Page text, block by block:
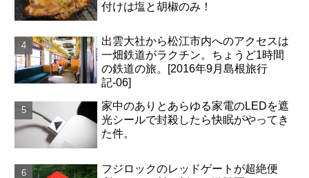
付けは塩と胡椒のみ！
出雲大社から松江市内へのアクセスは
一畑鉄道がラクチン。ちょうど1時間
の鉄道の旅。[2016年9月島根旅行
記-06]
家中のありとあらゆる家電のLEDを遮
光シールで封殺したら快眠がやってき
た件。
フジロックのレッドゲートが超絶便